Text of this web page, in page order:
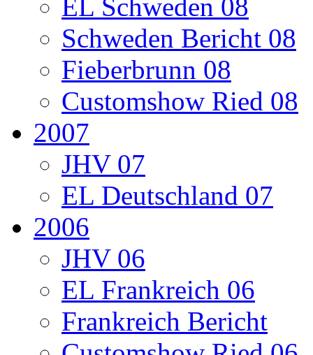
EL Schweden 08
Schweden Bericht 08
Fieberbrunn 08
Customshow Ried 08
2007
JHV 07
EL Deutschland 07
2006
JHV 06
EL Frankreich 06
Frankreich Bericht